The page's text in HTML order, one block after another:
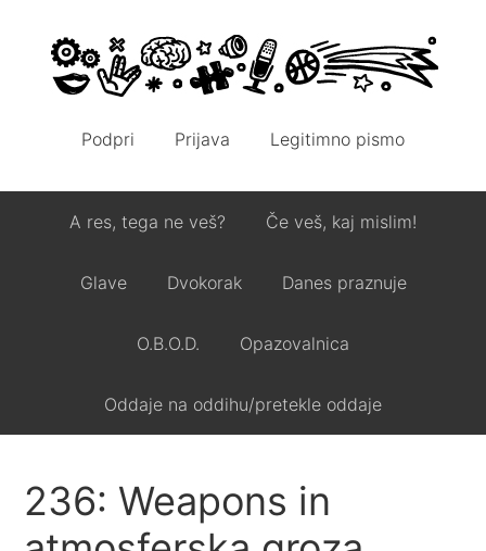
Podpri Prijava Legitimno pismo
A res, tega ne veš? Če veš, kaj mislim!
Glave Dvokorak Danes praznuje
O.B.O.D. Opazovalnica
Oddaje na oddihu/pretekle oddaje
236: Weapons in